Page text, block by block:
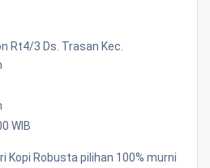
Rt4/3 Ds. Trasan Kec.
WIB
Kopi Robusta pilihan 100% murni